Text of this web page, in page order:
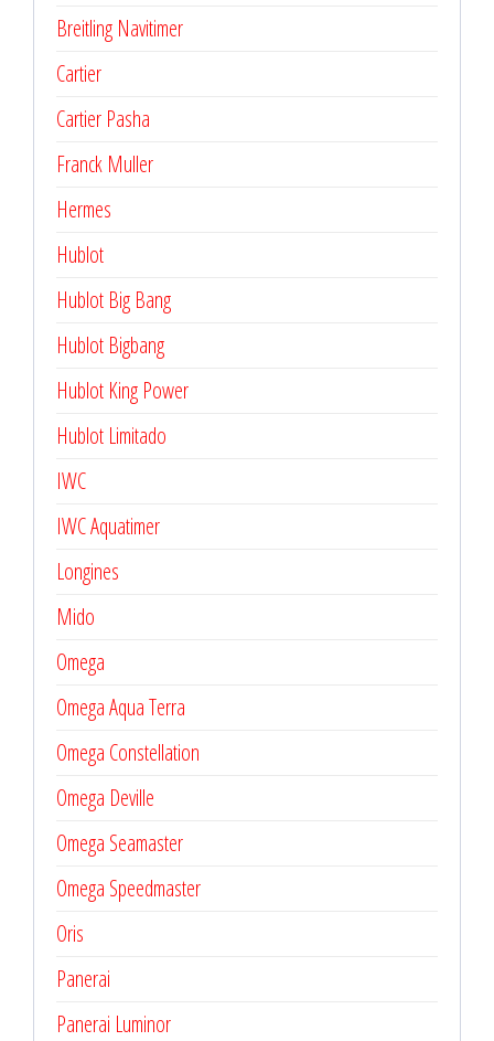
Breitling Navitimer
Cartier
Cartier Pasha
Franck Muller
Hermes
Hublot
Hublot Big Bang
Hublot Bigbang
Hublot King Power
Hublot Limitado
IWC
IWC Aquatimer
Longines
Mido
Omega
Omega Aqua Terra
Omega Constellation
Omega Deville
Omega Seamaster
Omega Speedmaster
Oris
Panerai
Panerai Luminor